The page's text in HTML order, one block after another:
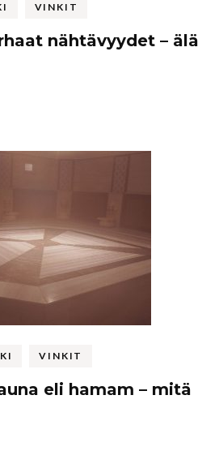
VINKIT
nähtävyydet – älä
VINKIT
eli hamam – mitä